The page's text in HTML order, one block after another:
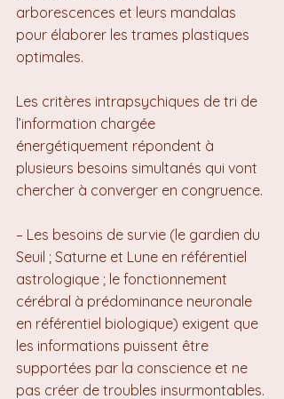
arborescences et leurs mandalas
pour élaborer les trames plastiques
optimales.
Les critères intrapsychiques de tri de
l’information chargée
énergétiquement répondent à
plusieurs besoins simultanés qui vont
chercher à converger en congruence.
– Les besoins de survie (le gardien du
Seuil ; Saturne et Lune en référentiel
astrologique ; le fonctionnement
cérébral à prédominance neuronale
en référentiel biologique) exigent que
les informations puissent être
supportées par la conscience et ne
pas créer de troubles insurmontables.